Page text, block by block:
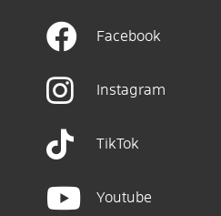
Facebook
Instagram
TikTok
Youtube